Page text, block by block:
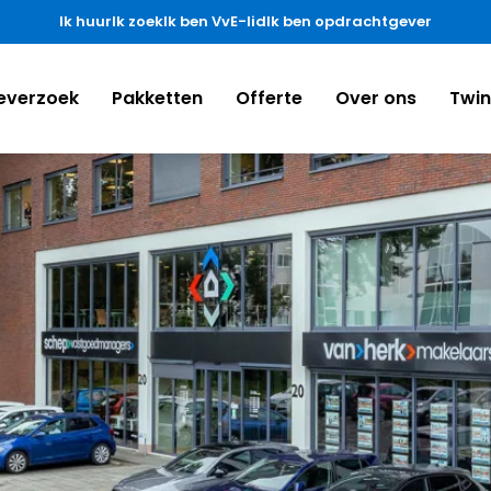
Pakketten Offerte Over ons
Ik huurIk zoekIk ben VvE-lidIk ben opdrachtgever